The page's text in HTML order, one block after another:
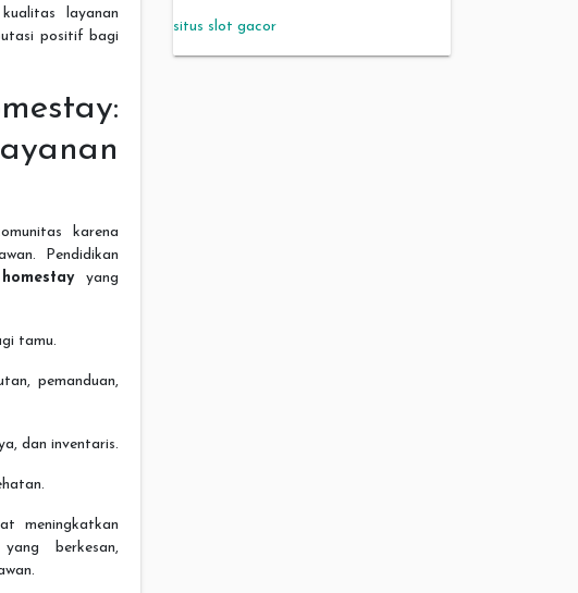
layanan
positif bagi
karena
Pendidikan
yang
tamu.
pemanduan,
dan inventaris.
meningkatkan
berkesan,
situs slot gacor